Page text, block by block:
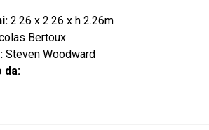
2.26 x 2.26 x h 2.26m
Bertoux
Steven Woodward
da: